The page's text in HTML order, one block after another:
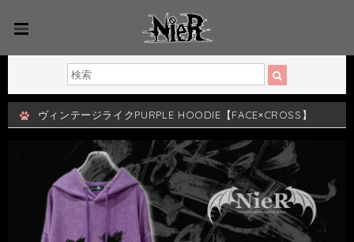
ヴィンテージライクPURPLE HOODIE【FACE×CROSS】